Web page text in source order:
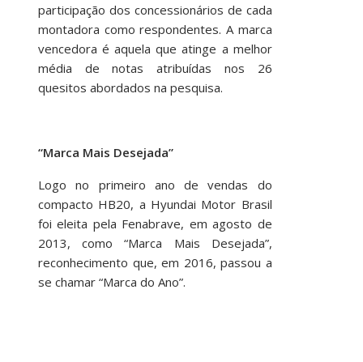
participação dos concessionários de cada
montadora como respondentes. A marca
vencedora é aquela que atinge a melhor
média de notas atribuídas nos 26
quesitos abordados na pesquisa.
“Marca Mais Desejada”
Logo no primeiro ano de vendas do
compacto HB20, a Hyundai Motor Brasil
foi eleita pela Fenabrave, em agosto de
2013, como “Marca Mais Desejada”,
reconhecimento que, em 2016, passou a
se chamar “Marca do Ano”.